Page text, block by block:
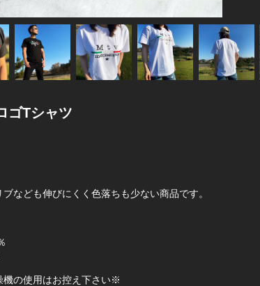
ゴTシャツ
なども伸びにくく色落ちも少ない商品です。
の使用はお控え下さい※